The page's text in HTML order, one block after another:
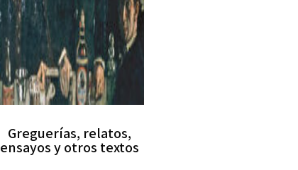
Greguerías, relatos,
ensayos y otros textos